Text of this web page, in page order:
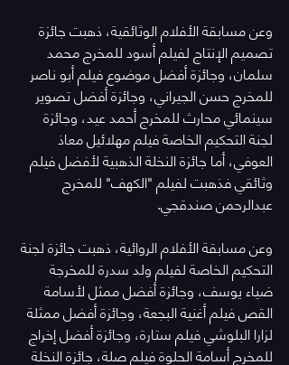
وعن مسابقة الأفلام الوثائقية، ذهبت جائزة
تصميم الإنتاج لفيلم أسود للمخرج محمد
سلمان، وجائزة أفضل موضوع فيلم أبو ناصر
للمخرج حسن الجيراني، وجائزة أفضل تصوير
سينمائي محارث للمخرج أحمد عيد، وجائزة
لجنة التحكيم الخاصة فيلم مهلائيل معاذ
العوفي، أما جائزة النخلة الذهبية لأفضل فيلم
وثائقي فذهبت لفيلم "الكهف" للمخرج
عبدالرحمن صندقجي.
وعن مسابقة الأفلام الروائية، ذهبت جائزة لجنة
التحكيم الخاصة لفيلم ولد سدرة للمخرجة
ضياء يوسف، وجائزة أفضل ممثل لأسامة
القص فيلم أغنية البجعة، وجائزة أفضل ممثلة
لزارا البلوشي فيلم ستارة، وجائزة أفضل إخراج
للمخرج أسامة الحلوة فيلم صلة، جائزة النخلة